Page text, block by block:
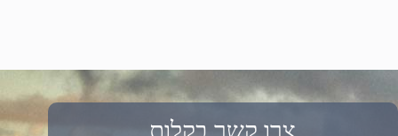
צרו קשר בקלות